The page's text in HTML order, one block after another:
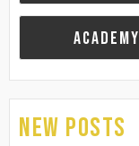
ACADEMY
NEW POSTS